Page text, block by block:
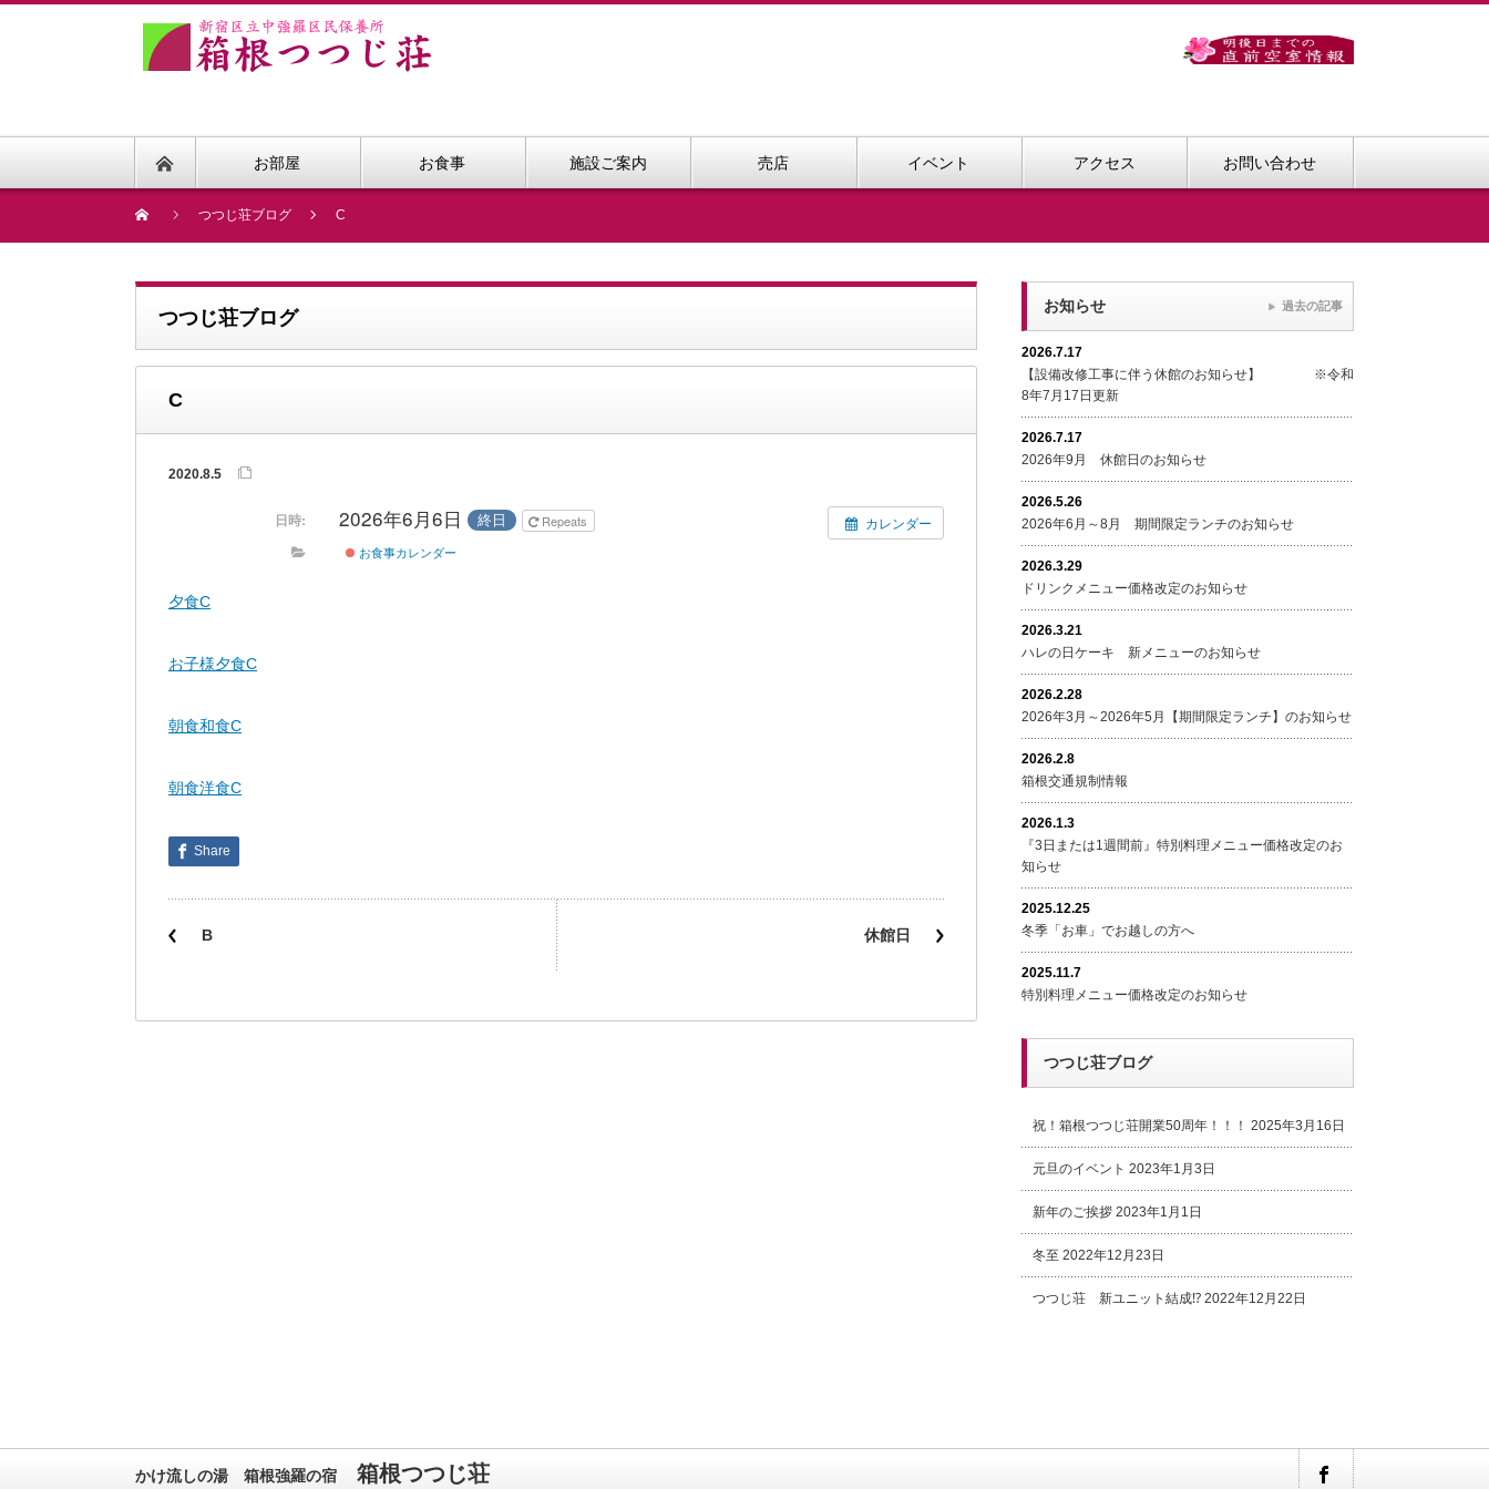
お部屋 お食事 施設ご案内 売店 イベント アクセス お問い合わせ
つつじ荘ブログ C
つつじ荘ブログ
C
2020.8.5
カレンダー
日時: 2026年6月6日 終日
Repeats
お食事カレンダー
夕食C
お子様夕食C
朝食和食C
朝食洋食C
Share
B 休館日
お知らせ
2026.7.17
【設備改修工事に伴う休館のお知らせ】 ※令和
8年7月17日更新
2026.7.17
2026年9月 休館日のお知らせ
2026.5.26
2026年6月～8月 期間限定ランチのお知らせ
2026.3.29
ドリンクメニュー価格改定のお知らせ
2026.3.21
ハレの日ケーキ 新メニューのお知らせ
2026.2.28
2026年3月～2026年5月【期間限定ランチ】のお知らせ
2026.2.8
箱根交通規制情報
2026.1.3
『3日または1週間前』特別料理メニュー価格改定のお
知らせ
2025.12.25
冬季「お車」でお越しの方へ
2025.11.7
特別料理メニュー価格改定のお知らせ
過去の記事
つつじ荘ブログ
祝！箱根つつじ荘開業50周年！！！ 2025年3月16日
元旦のイベント 2023年1月3日
新年のご挨拶 2023年1月1日
冬至 2022年12月23日
つつじ荘 新ユニット結成⁉ 2022年12月22日
かけ流しの湯 箱根強羅の宿 箱根つつじ荘